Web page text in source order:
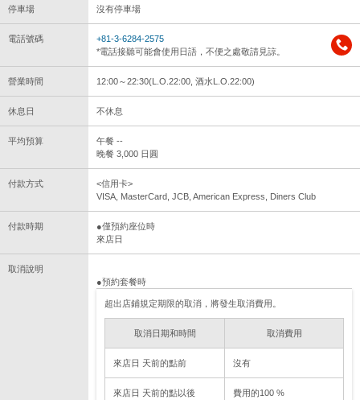
停車場 沒有停車場
電話號碼
+81-3-6284-2575
*電話接聽可能會使用日語，不便之處敬請見諒。
營業時間 12:00～22:30(L.O.22:00, 酒水L.O.22:00)
休息日 不休息
平均預算
午餐 --
晚餐 3,000 日圓
付款方式
<信用卡>
VISA, MasterCard, JCB, American Express, Diners Club
付款時期
●僅預約座位時
來店日
取消說明
●預約套餐時
超出店鋪規定期限的取消，將發生取消費用。
取消日期和時間 取消費用
來店日 天前的點前 沒有
來店日 天前的點以後 費用的100 %